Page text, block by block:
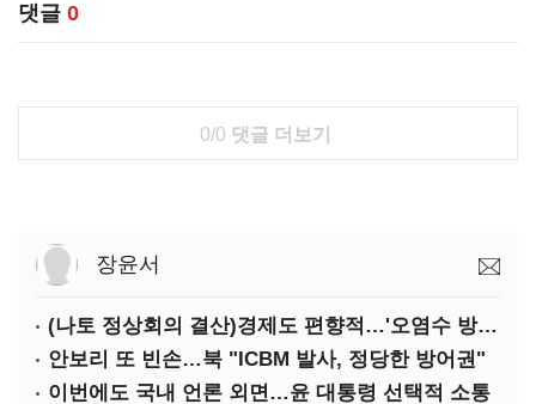
댓글 0
0/0 댓글 더보기
장윤서
(나토 정상회의 결산)경제도 편향적…'오염수 방류'만 용인
안보리 또 빈손…북 "ICBM 발사, 정당한 방어권"
이번에도 국내 언론 외면…윤 대통령 선택적 소통